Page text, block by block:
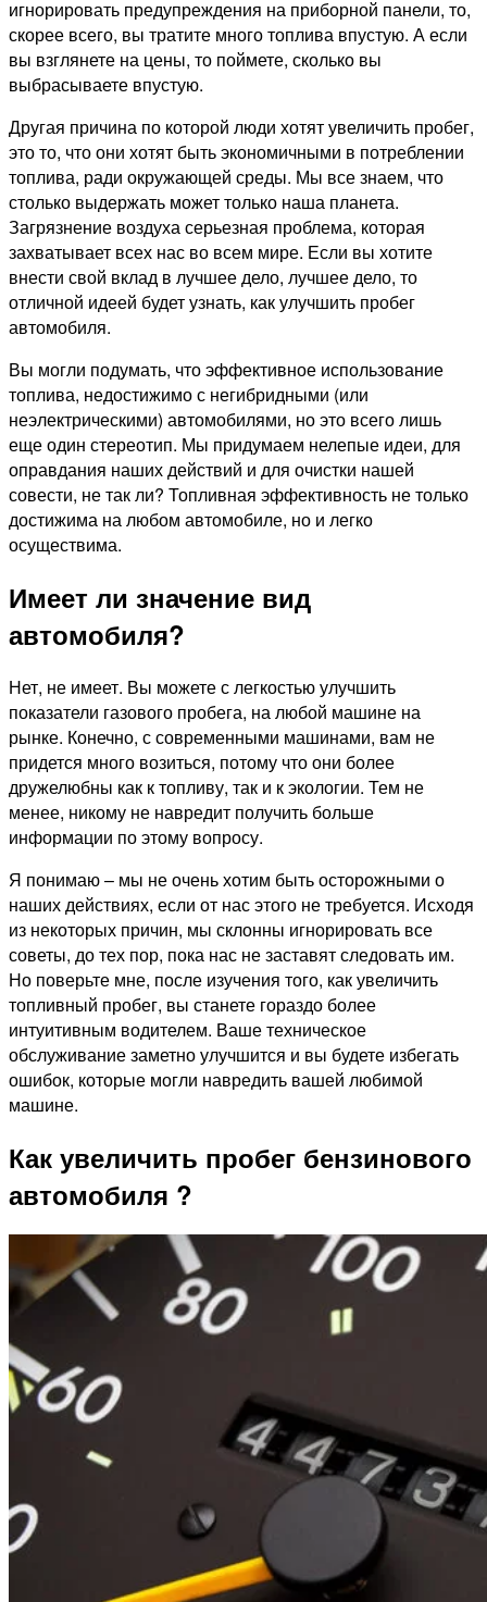
игнорировать предупреждения на приборной панели, то,
скорее всего, вы тратите много топлива впустую. А если
вы взглянете на цены, то поймете, сколько вы
выбрасываете впустую.
Другая причина по которой люди хотят увеличить пробег,
это то, что они хотят быть экономичными в потреблении
топлива, ради окружающей среды. Мы все знаем, что
столько выдержать может только наша планета.
Загрязнение воздуха серьезная проблема, которая
захватывает всех нас во всем мире. Если вы хотите
внести свой вклад в лучшее дело, лучшее дело, то
отличной идеей будет узнать, как улучшить пробег
автомобиля.
Вы могли подумать, что эффективное использование
топлива, недостижимо с негибридными (или
неэлектрическими) автомобилями, но это всего лишь
еще один стереотип. Мы придумаем нелепые идеи, для
оправдания наших действий и для очистки нашей
совести, не так ли? Топливная эффективность не только
достижима на любом автомобиле, но и легко
осуществима.
Имеет ли значение вид
автомобиля?
Нет, не имеет. Вы можете с легкостью улучшить
показатели газового пробега, на любой машине на
рынке. Конечно, с современными машинами, вам не
придется много возиться, потому что они более
дружелюбны как к топливу, так и к экологии. Тем не
менее, никому не навредит получить больше
информации по этому вопросу.
Я понимаю – мы не очень хотим быть осторожными о
наших действиях, если от нас этого не требуется. Исходя
из некоторых причин, мы склонны игнорировать все
советы, до тех пор, пока нас не заставят следовать им.
Но поверьте мне, после изучения того, как увеличить
топливный пробег, вы станете гораздо более
интуитивным водителем. Ваше техническое
обслуживание заметно улучшится и вы будете избегать
ошибок, которые могли навредить вашей любимой
машине.
Как увеличить пробег бензинового
автомобиля ?